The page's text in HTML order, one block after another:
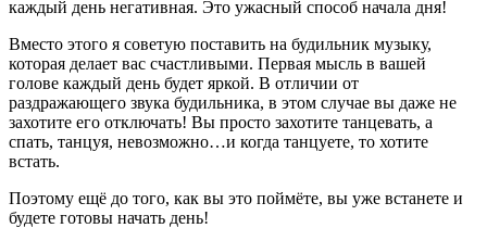
каждый день негативная. Это ужасный способ начала дня!
Вместо этого я советую поставить на будильник музыку,
которая делает вас счастливыми. Первая мысль в вашей
голове каждый день будет яркой. В отличии от
раздражающего звука будильника, в этом случае вы даже не
захотите его отключать! Вы просто захотите танцевать, а
спать, танцуя, невозможно…и когда танцуете, то хотите
встать.
Поэтому ещё до того, как вы это поймёте, вы уже встанете и
будете готовы начать день!